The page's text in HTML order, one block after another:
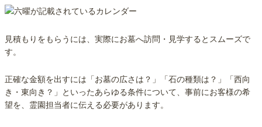
見積もりをもらうには、実際にお墓へ訪問・見学するとスムーズで
す。
正確な金額を出すには「お墓の広さは？」「石の種類は？」「西向
き・東向き？」といったあらゆる条件について、事前にお客様の希
望を、霊園担当者に伝える必要があります。